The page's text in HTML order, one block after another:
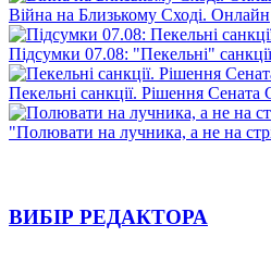
Війна на Близькому Сході. Онлайн
Підсумки 07.08: "Пекельні"
Пекельні санкції. Рішення
"Полювати на лучника, а не на
ВИБІР РЕДАКТОРА